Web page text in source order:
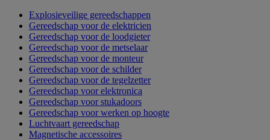
Explosieveilige gereedschappen
Gereedschap voor de elektricien
Gereedschap voor de loodgieter
Gereedschap voor de metselaar
Gereedschap voor de monteur
Gereedschap voor de schilder
Gereedschap voor de tegelzetter
Gereedschap voor elektronica
Gereedschap voor stukadoors
Gereedschap voor werken op hoogte
Luchtvaart gereedschap
Magnetische accessoires